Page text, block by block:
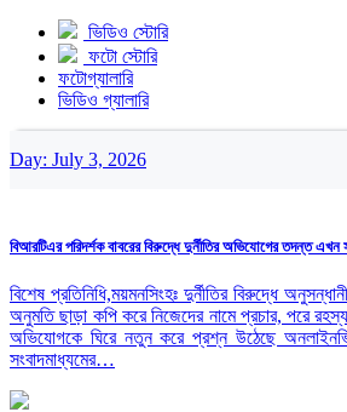
ভিডিও স্টোরি
ফটো স্টোরি
ফটোগ্যালারি
ভিডিও গ্যালারি
Day: July 3, 2026
বিআরটিএর পরিদর্শক বাবরের বিরুদ্ধে দুর্নীতির অভিযোগের তদন্ত এখন
বিশেষ প্রতিনিধি,ময়মনসিংহঃ দুর্নীতির বিরুদ্ধে
অনুমতি ছাড়া কপি করে নিজেদের নামে প্রচার, পরে
অভিযোগকে ঘিরে নতুন করে প্রশ্ন উঠেছে
সংবাদমাধ্যমের…